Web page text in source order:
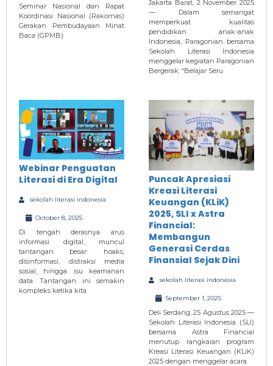
Seminar Nasional dan Rapat
Koordinasi Nasional (Rakornas)
Gerakan Pembudayaan Minat
Baca (GPMB)
Jakarta Barat, 2 November 2025
— Dalam semangat
memperkuat kualitas
pendidikan anak-anak
Indonesia, Paragonian bersama
Sekolah Literasi Indonesia
menggelar kegiatan Paragonian
Bergerak: “Belajar Seru
Webinar Penguatan
Literasi di Era Digital
sekolah literasi indonesia
October 8, 2025
Di tengah derasnya arus
informasi digital, muncul
tantangan besar: hoaks,
disinformasi, distraksi media
sosial, hingga isu keamanan
data. Tantangan ini semakin
kompleks ketika kita
Puncak Apresiasi
Kreasi Literasi
Keuangan (KLiK)
2025, SLI x Astra
Financial:
Membangun
Generasi Cerdas
Finansial Sejak Dini
sekolah literasi indonesia
September 1, 2025
Deli Serdang, 25 Agustus 2025 —
Sekolah Literasi Indonesia (SLI)
bersama Astra Financial
menutup rangkaian program
Kreasi Literasi Keuangan (KLiK)
2025 dengan menggelar acara